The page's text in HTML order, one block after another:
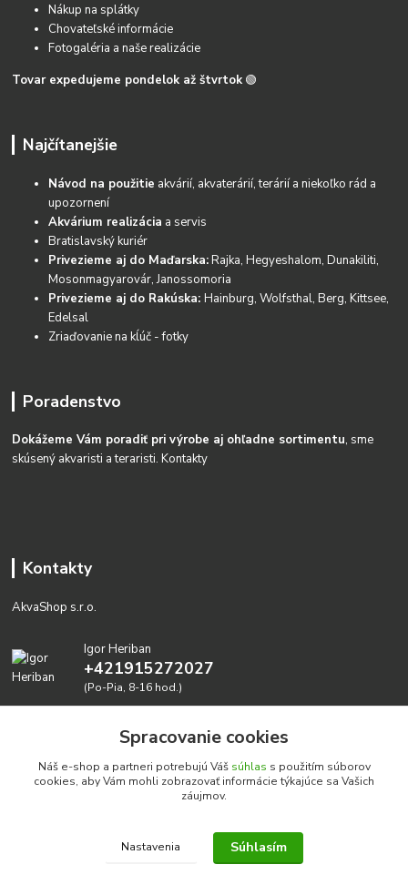
Nákup na splátky
Chovateľské informácie
Fotogaléria a naše realizácie
Tovar expedujeme pondelok až štvrtok 🟢
Najčítanejšie
Návod na použitie akvárií, akvaterárií, terárií a niekoľko rád a
upozornení
Akvárium realizácia a servis
Bratislavský kuriér
Privezieme aj do Maďarska:Rajka, Hegyeshalom, Dunakiliti,
Mosonmagyarovár, Janossomoria
Privezieme aj do Rakúska:Hainburg, Wolfsthal, Berg, Kittsee,
Edelsal
Zriaďovanie na kĺúč - fotky
Poradenstvo
Dokážeme Vám poradiť pri výrobe aj ohľadne sortimentu, sme
skúsený akvaristi a teraristi.Kontakty
Kontakty
AkvaShop s.r.o.
Igor Heriban
+421915272027
(Po-Pia, 8-16 hod.)
Realizujeme prírodné akvária: AkvaShop s.r.o. • IBAN:
SK3911000000002947087849
Spracovanie cookies
Náš e-shop a partneri potrebujú Váš súhlas s použitím súborov
cookies, aby Vám mohli zobrazovať informácie týkajúce sa Vašich
záujmov.
Nastavenia Súhlasím